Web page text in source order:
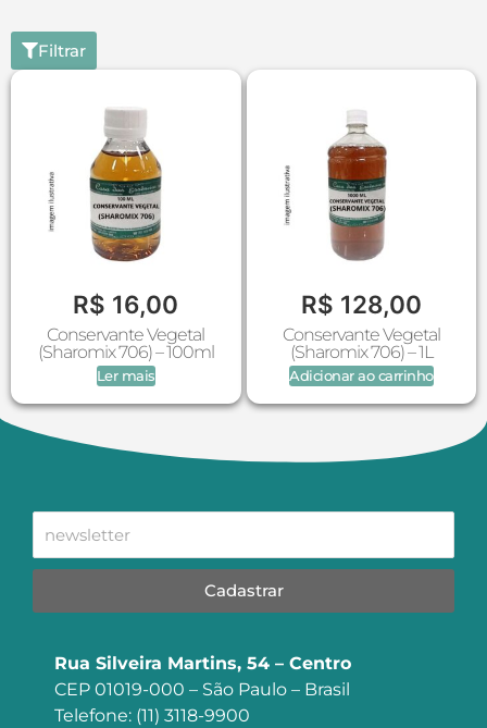
Filtrar
R$ 16,00
Conservante Vegetal
(Sharomix 706) – 100ml
Ler mais
R$ 128,00
Conservante Vegetal
(Sharomix 706) – 1L
Adicionar ao carrinho
Cadastrar
Rua Silveira Martins, 54 – Centro
CEP 01019-000 – São Paulo – Brasil
Telefone: (11) 3118-9900